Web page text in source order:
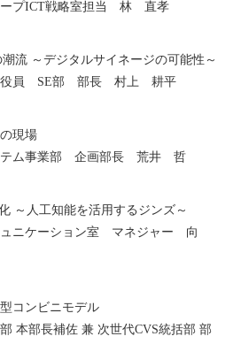
プICT戦略室担当 林 直孝
流 ～デジタルサイネージの可能性～
役員 SE部 部長 村上 耕平
現場
テム事業部 企画部長 荒井 哲
～人工知能を活用するジンズ～
ニケーション室 マネジャー 向
コンビニモデル
本部長補佐 兼 次世代CVS統括部 部